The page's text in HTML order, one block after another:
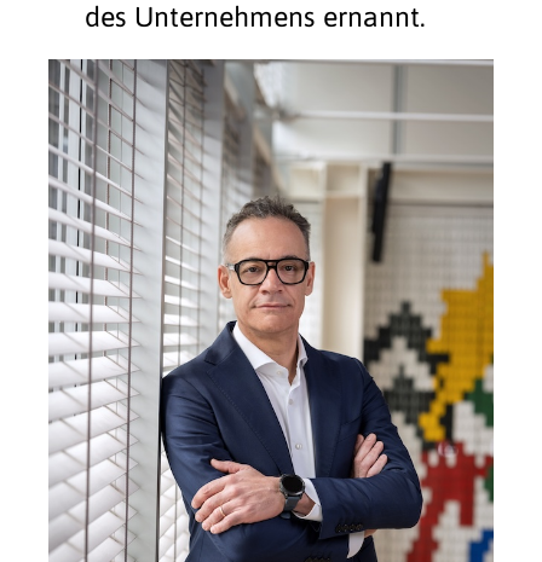
des Unternehmens ernannt.